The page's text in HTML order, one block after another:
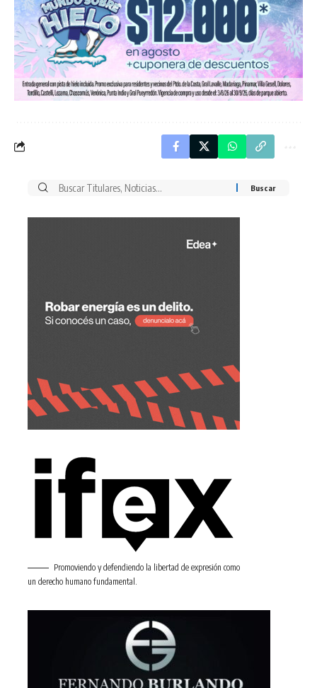
Buscar
Promoviendo y defendiendo la libertad de expresión como
un derecho humano fundamental.